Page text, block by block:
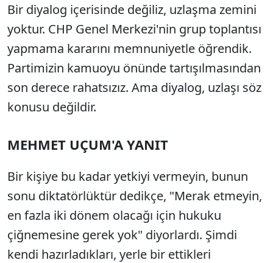
Bir diyalog içerisinde değiliz, uzlaşma zemini
yoktur. CHP Genel Merkezi'nin grup toplantısı
yapmama kararını memnuniyetle öğrendik.
Partimizin kamuoyu önünde tartışılmasından
son derece rahatsızız. Ama diyalog, uzlaşı söz
konusu değildir.
MEHMET UÇUM'A YANIT
Bir kişiye bu kadar yetkiyi vermeyin, bunun
sonu diktatörlüktür dedikçe, "Merak etmeyin,
en fazla iki dönem olacağı için hukuku
çiğnemesine gerek yok" diyorlardı. Şimdi
kendi hazırladıkları, yerle bir ettikleri